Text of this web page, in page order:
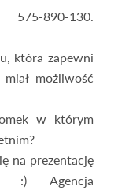
890-130.
która zapewni
możliwość
w którym
na prezentację
:) Agencja